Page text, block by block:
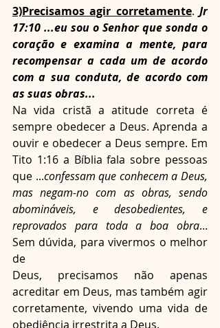
3)Precisamos agir corretamente. Jr
17:10 ...eu sou o Senhor que sonda o
coração e examina a mente, para
recompensar a cada um de acordo
com a sua conduta, de acordo com
as suas obras...
Na vida cristã a atitude correta é
sempre obedecer a Deus. Aprenda a
ouvir e obedecer a Deus sempre. Em
Tito 1:16 a Bíblia fala sobre pessoas
que ...confessam que conhecem a Deus,
mas negam-no com as obras, sendo
abomináveis, e desobedientes, e
reprovados para toda a boa obra...
Sem dúvida, para vivermos o melhor
de
Deus, precisamos não apenas
acreditar em Deus, mas também agir
corretamente, vivendo uma vida de
obediência irrestrita a Deus.